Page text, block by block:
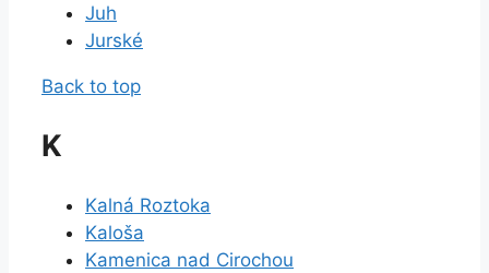
Juh
Jurské
Back to top
K
Kalná Roztoka
Kaloša
Kamenica nad Cirochou